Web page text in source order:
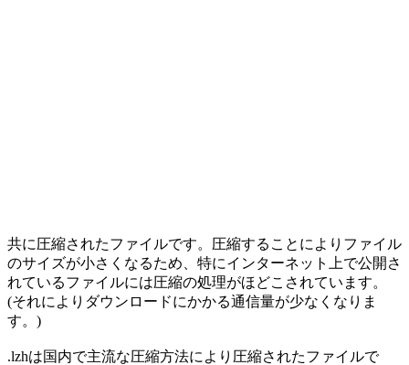
共に圧縮されたファイルです。圧縮することによりファイル
のサイズが小さくなるため、特にインターネット上で公開さ
れているファイルには圧縮の処理がほどこされています。
(それによりダウンロードにかかる通信量が少なくなりま
す。)
.lzhは国内で主流な圧縮方法により圧縮されたファイルで